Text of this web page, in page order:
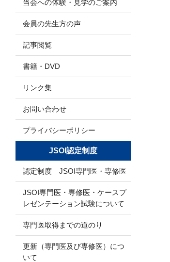
当会への体験・見学のご案内
会員の先生方の声
記事閲覧
書籍・DVD
リンク集
お問い合わせ
プライバシーポリシー
JSOI認定制度
認定制度 JSOI専門医・専修医
JSOI専門医・専修医・ケースプ
レゼンテーション試験について
専門医取得までの道のり
更新（専門医及び専修医）につ
いて